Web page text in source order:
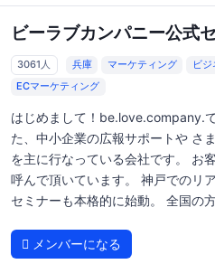
ビーラブカンパニー公式
3061人 兵庫 マーケティング ビジ
ECマーケティング
はじめまして！be.love.company.
た、中小企業の広報サポートや さ
を主に行なっている会社です。 お
呼んで頂いています。 神戸でのリ
セミナーも本格的に始動。 全国の
メンバーになる